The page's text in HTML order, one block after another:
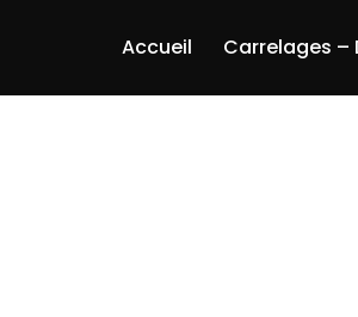
Accueil Carrelages –